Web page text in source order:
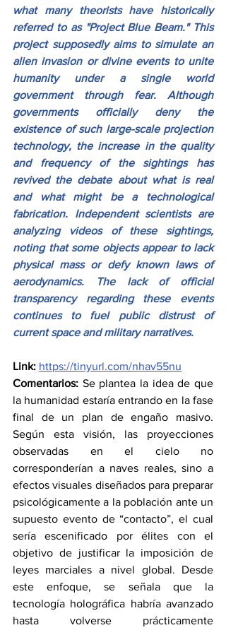
what many theorists have historically
referred to as "Project Blue Beam." This
project supposedly aims to simulate an
alien invasion or divine events to unite
humanity under a single world
government through fear. Although
governments officially deny the
existence of such large-scale projection
technology, the increase in the quality
and frequency of the sightings has
revived the debate about what is real
and what might be a technological
fabrication. Independent scientists are
analyzing videos of these sightings,
noting that some objects appear to lack
physical mass or defy known laws of
aerodynamics. The lack of official
transparency regarding these events
continues to fuel public distrust of
current space and military narratives.
Link: https://tinyurl.com/nhav55nu
Comentarios: Se plantea la idea de que
la humanidad estaría entrando en la fase
final de un plan de engaño masivo.
Según esta visión, las proyecciones
observadas en el cielo no
corresponderían a naves reales, sino a
efectos visuales diseñados para preparar
psicológicamente a la población ante un
supuesto evento de “contacto”, el cual
sería escenificado por élites con el
objetivo de justificar la imposición de
leyes marciales a nivel global. Desde
este enfoque, se señala que la
tecnología holográfica habría avanzado
hasta volverse prácticamente